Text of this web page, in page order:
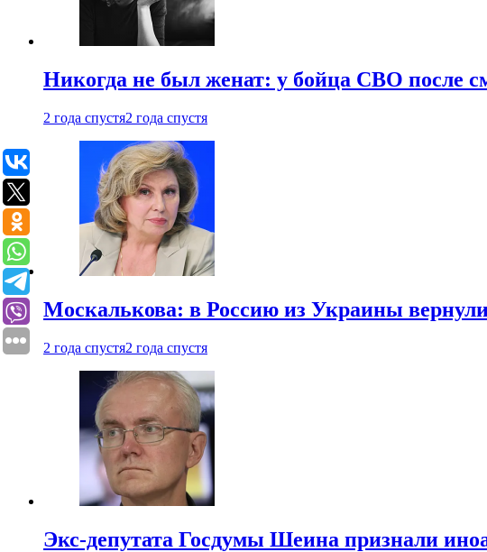
Никогда не был женат: у бойца СВО после
2 года спустя2 года спустя
Москалькова: в Россию из Украины
2 года спустя2 года спустя
Экс-депутата Госдумы Шеина признали